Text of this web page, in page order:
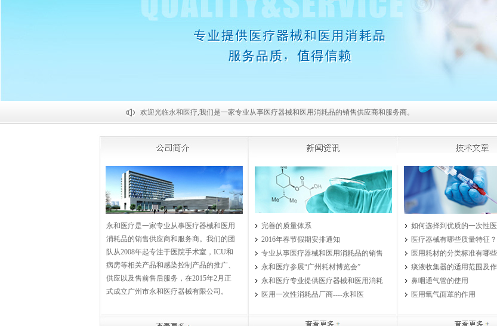
欢迎光临永和医疗,我们是一家专业从事医疗器械和医用消耗品的销售供应商和服务商。
永和医疗是一家专业从事医疗器械和医用
消耗品的销售供应商和服务商。我们的团
队从2008年起专注于医院手术室，ICU和
病房等相关产品和感染控制产品的推广、
供应以及售前售后服务，在2015年2月正
式成立广州市永和医疗器械有限公司。
完善的质量体系
2016年春节假期安排通知
专业从事医疗器械和医用消耗品的销售
永和医疗参展“广州耗材博览会”
永和医疗专业提供医疗器械和医用消耗
医用一次性消耗品厂商----永和医
如何选择到优质的一次性
医疗器械有哪些质量特征？
医用耗材的分类标准有哪些
痰液收集器的适用范围及
鼻咽通气管的使用
医用氧气面罩的作用